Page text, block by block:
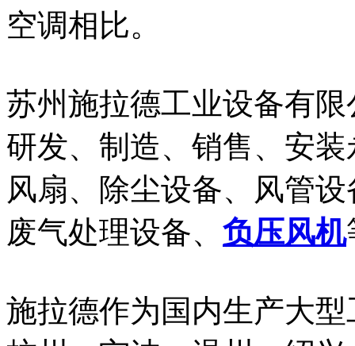
空调相比。
苏州施拉德工业设备有
研发、制造、销售、安
风扇、除尘设备、风管
废气处理设备、 负压风机
施拉德作为国内生产大